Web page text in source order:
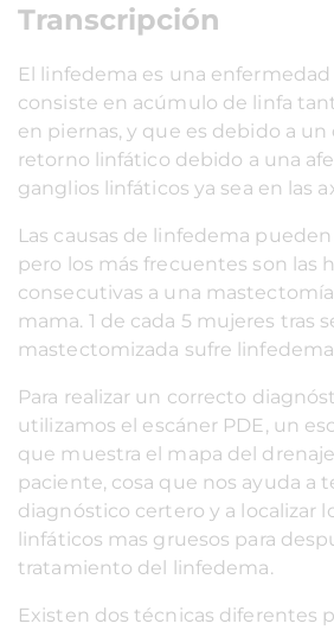
Transcripción
El linfedema es una
consiste en acúmulo de linfa
en piernas, y que es debido a
retorno linfático debido a una
ganglios linfáticos ya sea en las
Las causas de linfedema
pero los más frecuentes son las
consecutivas a una
mama. 1 de cada 5 mujeres tras
mastectomizada sufre
Para realizar un correcto
utilizamos el escáner PDE, un
que muestra el mapa del
paciente, cosa que nos ayuda a
diagnóstico certero y a localizar
linfáticos mas gruesos para
tratamiento del linfedema.
Existen dos técnicas diferentes